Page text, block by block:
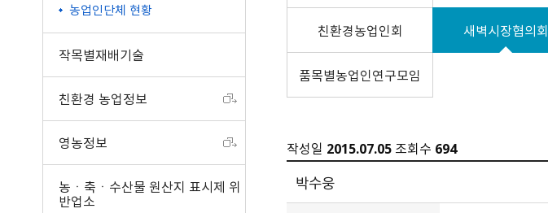
농업인단체 현황
작목별재배기술
친환경 농업정보
영농정보
농ㆍ축ㆍ수산물 원산지 표시제 위
반업소
친환경농업인회 새벽시장협의회
품목별농업인연구모임
작성일 2015.07.05 조회수 694
박수웅